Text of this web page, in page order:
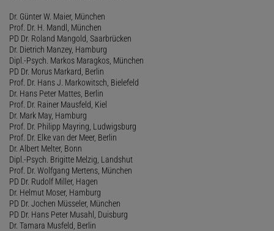
Dr. Günter W. Maier, München
Prof. Dr. H. Mandl, München
PD Dr. Roland Mangold, Saarbrücken
Dr. Dietrich Manzey, Hamburg
Dipl.-Psych. Markos Maragkos, München
PD Dr. Morus Markard, Berlin
Prof. Dr. Hans J. Markowitsch, Bielefeld
Dr. Hans Peter Mattes, Berlin
Prof. Dr. Rainer Mausfeld, Kiel
Dr. Mark May, Hamburg
Prof. Dr. Philipp Mayring, Ludwigsburg
Prof. Dr. Elke van der Meer, Berlin
Dr. Albert Melter, Bonn
Dipl.-Psych. Brigitte Melzig, Landshut
Prof. Dr. Wolfgang Mertens, München
PD Dr. Rudolf Miller, Hagen
Dr. Helmut Moser, Hamburg
PD Dr. Jochen Müsseler, München
PD Dr. Hans Peter Musahl, Duisburg
Dr. Tamara Musfeld, Berlin